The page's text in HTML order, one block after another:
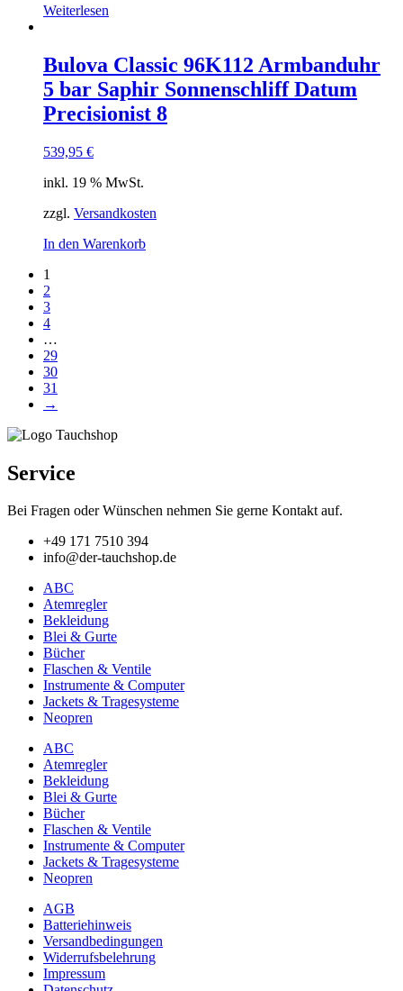
Weiterlesen
Bulova Classic 96K112 Armbanduhr
5 bar Saphir Sonnenschliff Datum
Precisionist 8
539,95 €
inkl. 19 % MwSt.
zzgl. Versandkosten
In den Warenkorb
1
2
3
4
…
29
30
31
→
Service
Bei Fragen oder Wünschen nehmen Sie gerne Kontakt auf.
+49 171 7510 394
info@der-tauchshop.de
ABC
Atemregler
Bekleidung
Blei & Gurte
Bücher
Flaschen & Ventile
Instrumente & Computer
Jackets & Tragesysteme
Neopren
ABC
Atemregler
Bekleidung
Blei & Gurte
Bücher
Flaschen & Ventile
Instrumente & Computer
Jackets & Tragesysteme
Neopren
AGB
Batteriehinweis
Versandbedingungen
Widerrufsbelehrung
Impressum